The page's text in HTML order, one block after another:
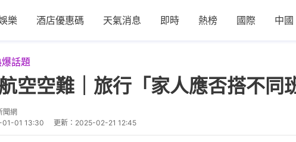
樂 酒店優惠碼 天氣消息 即時 熱榜 國際 中國
話題
空空難｜旅行「家人應否搭不同
聞網
01-01 13:30 更新： 2025-02-21 12:45